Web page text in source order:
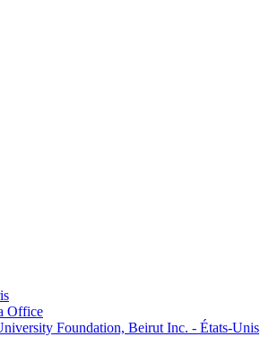
Office
Foundation, Beirut Inc. - États-Unis